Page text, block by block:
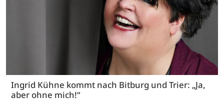
Ingrid Kühne kommt nach Bitburg und Trier: „Ja,
aber ohne mich!“